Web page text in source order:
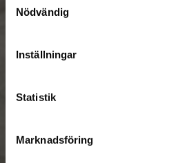
Nödvändig
Inställningar
Statistik
Marknadsföring